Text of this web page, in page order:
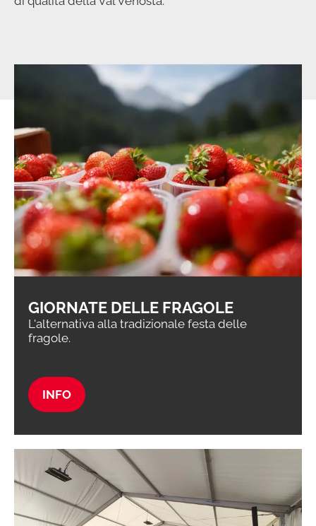
GIORNATE DELLE FRAGOLE
L'alternativa alla tradizionale festa delle
fragole.
INFO